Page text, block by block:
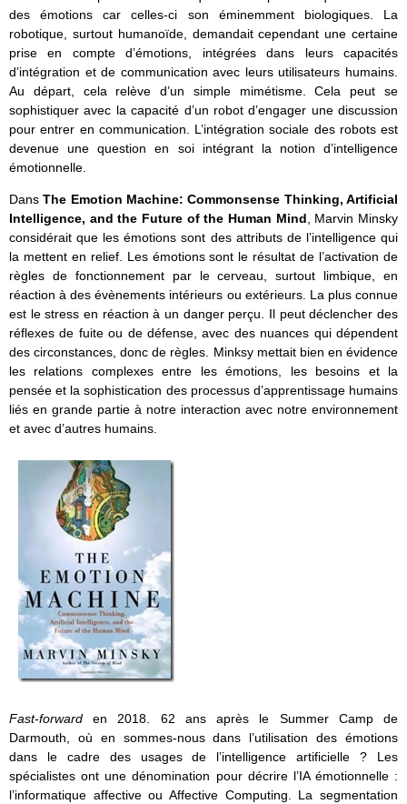
des émotions car celles-ci son éminemment biologiques. La
robotique, surtout humanoïde, demandait cependant une certaine
prise en compte d’émotions, intégrées dans leurs capacités
d’intégration et de communication avec leurs utilisateurs humains.
Au départ, cela relève d’un simple mimétisme. Cela peut se
sophistiquer avec la capacité d’un robot d’engager une discussion
pour entrer en communication. L’intégration sociale des robots est
devenue une question en soi intégrant la notion d’intelligence
émotionnelle.
DansThe Emotion Machine: Commonsense Thinking, Artificial
Intelligence, and the Future of the Human Mind , Marvin Minsky
considérait que les émotions sont des attributs de l’intelligence qui
la mettent en relief. Les émotions sont le résultat de l’activation de
règles de fonctionnement par le cerveau, surtout limbique, en
réaction à des évènements intérieurs ou extérieurs. La plus connue
est le stress en réaction à un danger perçu. Il peut déclencher des
réflexes de fuite ou de défense, avec des nuances qui dépendent
des circonstances, donc de règles. Minksy mettait bien en évidence
les relations complexes entre les émotions, les besoins et la
pensée et la sophistication des processus d’apprentissage humains
liés en grande partie à notre interaction avec notre environnement
et avec d’autres humains.
Fast-forward en 2018. 62 ans après le Summer Camp de
Darmouth, où en sommes-nous dans l’utilisation des émotions
dans le cadre des usages de l’intelligence artificielle ? Les
spécialistes ont une dénomination pour décrire l’IA émotionnelle :
l’informatique affective ou Affective Computing. La segmentation